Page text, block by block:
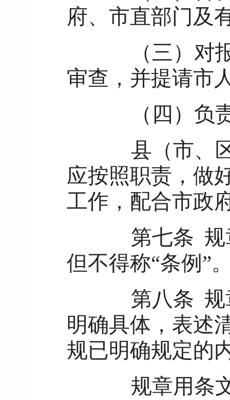
府、市直部门及
（三）对报
审查，并提请市
（四）负责
县（市、区
应按照职责，做
工作，配合市政
第七条 规
但不得称“条例”
第八条
明确具体，表述
规已明确规定的
规章用条文